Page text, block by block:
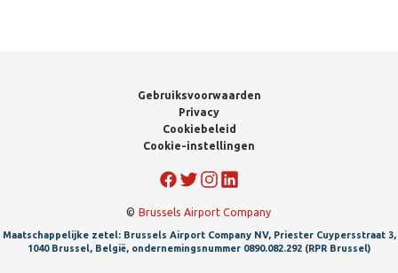
Gebruiksvoorwaarden
Privacy
Cookiebeleid
Cookie-instellingen
© Brussels Airport Company
Maatschappelijke zetel: Brussels Airport Company NV, Priester Cuypersstraat 3,
1040 Brussel, België, ondernemingsnummer 0890.082.292 (RPR Brussel)